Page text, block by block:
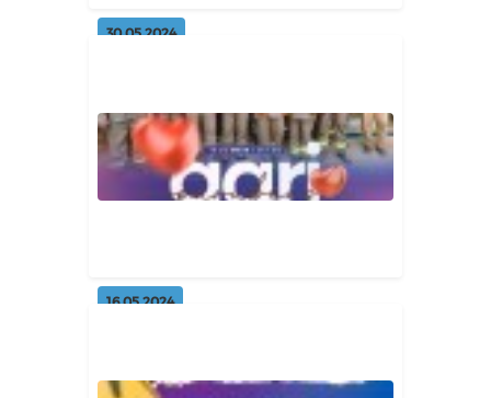
30.05.2024
CONVITE
16.05.2024
Feliz dia do gari